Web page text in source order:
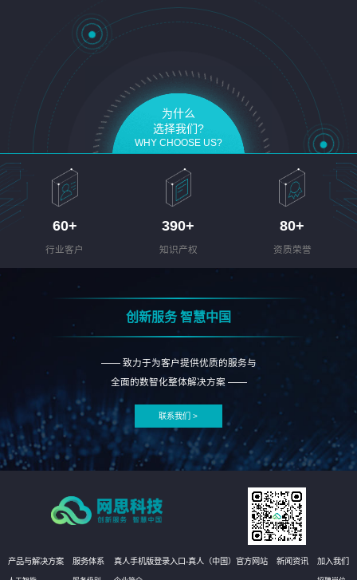
为什么
选择我们?
WHY CHOOSE US?
60+
行业客户
390+
知识产权
80+
资质荣誉
创新服务 智慧中国
—— 致力于为客户提供优质的服务与
全面的数智化整体解决方案 ——
联系我们 >
产品与解决方案 服务体系 真人手机版登录入口-真人（中国）官方网站 新闻资讯 加入我们